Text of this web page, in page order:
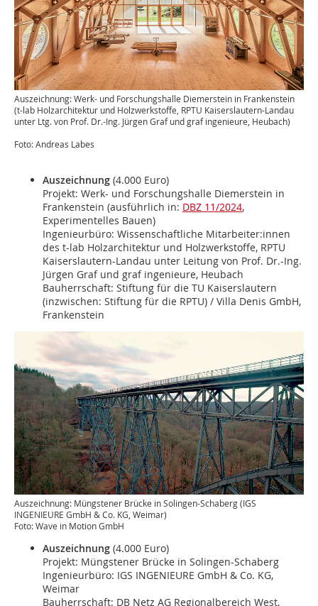
Auszeichnung: Werk- und Forschungshalle Diemerstein in Frankenstein
(t-lab Holzarchitektur und Holzwerkstoffe, RPTU Kaiserslautern-Landau
unter Ltg. von Prof. Dr.-Ing. Jürgen Graf und graf ingenieure, Heubach)
Foto: Andreas Labes
Auszeichnung (4.000 Euro)
Projekt: Werk- und Forschungshalle Diemerstein in
Frankenstein (ausführlich in: DBZ 11/2024,
Experimentelles Bauen)
Ingenieurbüro: Wissenschaftliche Mitarbeiter:innen
des t-lab Holzarchitektur und Holzwerkstoffe, RPTU
Kaiserslautern-Landau unter Leitung von Prof. Dr.-Ing.
Jürgen Graf und graf ingenieure, Heubach
Bauherrschaft: Stiftung für die TU Kaiserslautern
(inzwischen: Stiftung für die RPTU) / Villa Denis GmbH,
Frankenstein
Auszeichnung: Müngstener Brücke in Solingen-Schaberg (IGS
INGENIEURE GmbH & Co. KG, Weimar)
Foto: Wave in Motion GmbH
Auszeichnung (4.000 Euro)
Projekt: Müngstener Brücke in Solingen-Schaberg
Ingenieurbüro: IGS INGENIEURE GmbH & Co. KG,
Weimar
Bauherrschaft: DB Netz AG Regionalbereich West,